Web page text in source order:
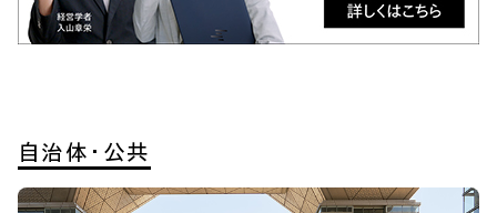
自治体・公共